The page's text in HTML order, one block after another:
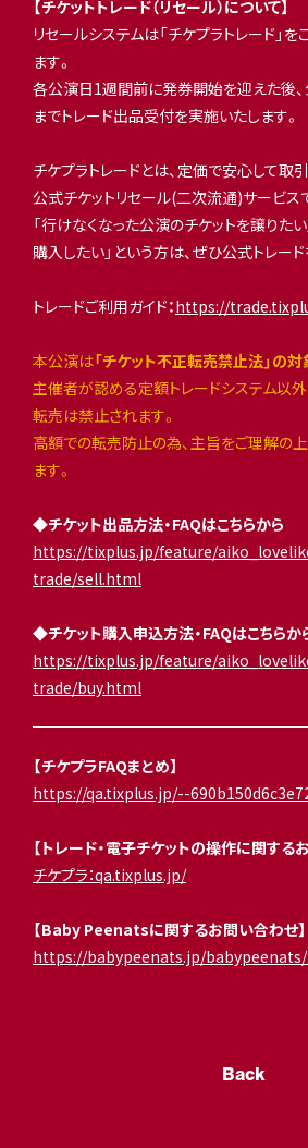
【チケットトレード（リセール）について】
リセールシステムは「チケプラトレード」
ます。
各公演日1週間前に発券開始を迎えた後
までトレード出品受付を実施いたします。
チケプラトレードとは、定価で安心して取
公式チケットリセール(二次流通)サービス
「行けなくなった公演のチケットを譲りた
購入したい」という方は、ぜひ公式トレード
トレードご利用ガイド：https://
本公演は「チケット不正転売禁止法」の対
主催者が認める定額トレードシステム以
転売は禁止されます。
高額での転売防止の為、主旨をご理解の
ます。
◆チケット出品方法・FAQはこちらから
https://tixplus.jp/feature/
trade/sell.html
◆チケット購入申込方法・FAQはこちらか
https://tixplus.jp/feature/
trade/buy.html
【チケプラFAQまとめ】
https://qa.tixplus.jp/--
【トレード・電子チケットの操作に関する
チケプラ：qa.tixplus.jp/
【Baby Peenatsに関するお問い合わせ】
https://babypeenats.jp/
Back